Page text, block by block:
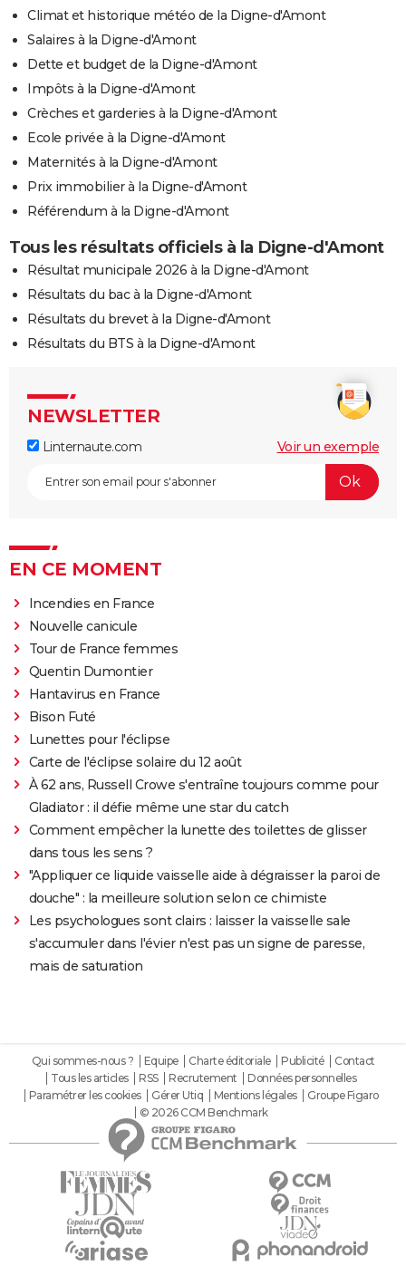
Climat et historique météo de la Digne-d'Amont
Salaires à la Digne-d'Amont
Dette et budget de la Digne-d'Amont
Impôts à la Digne-d'Amont
Crèches et garderies à la Digne-d'Amont
Ecole privée à la Digne-d'Amont
Maternités à la Digne-d'Amont
Prix immobilier à la Digne-d'Amont
Référendum à la Digne-d'Amont
Tous les résultats officiels à la Digne-d'Amont
Résultat municipale 2026 à la Digne-d'Amont
Résultats du bac à la Digne-d'Amont
Résultats du brevet à la Digne-d'Amont
Résultats du BTS à la Digne-d'Amont
NEWSLETTER
Linternaute.com Voir un exemple
EN CE MOMENT
Incendies en France
Nouvelle canicule
Tour de France femmes
Quentin Dumontier
Hantavirus en France
Bison Futé
Lunettes pour l'éclipse
Carte de l'éclipse solaire du 12 août
À 62 ans, Russell Crowe s'entraîne toujours comme pour
Gladiator : il défie même une star du catch
Comment empêcher la lunette des toilettes de glisser
dans tous les sens ?
"Appliquer ce liquide vaisselle aide à dégraisser la paroi de
douche" : la meilleure solution selon ce chimiste
Les psychologues sont clairs : laisser la vaisselle sale
s'accumuler dans l'évier n'est pas un signe de paresse,
mais de saturation
Qui sommes-nous ? Equipe Charte éditoriale Publicité
Contact
Tous les articles
RSS Recrutement
Données personnelles
Paramétrer les cookies
Gérer Utiq Mentions légales
Groupe Figaro
© 2026 CCM Benchmark